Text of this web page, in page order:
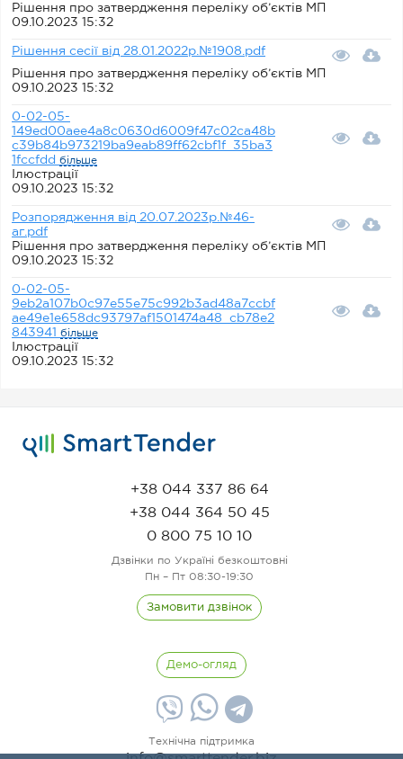
Рішення про затвердження переліку об’єктів МП
09.10.2023 15:32
Рішення сесії від 28.01.2022р.№1908.pdf
Рішення про затвердження переліку об’єктів МП
09.10.2023 15:32
0-02-05-
149ed00aee4a8c0630d6009f47c02ca48b
c39b84b973219ba9eab89ff62cbf1f_35ba3
1fccfdd більше
Ілюстрації
09.10.2023 15:32
Розпорядження від 20.07.2023р.№46-
аг.pdf
Рішення про затвердження переліку об’єктів МП
09.10.2023 15:32
0-02-05-
9eb2a107b0c97e55e75c992b3ad48a7ccbf
ae49e1e658dc93797af1501474a48_cb78e2
843941 більше
Ілюстрації
09.10.2023 15:32
+38 044 337 86 64
+38 044 364 50 45
0 800 75 10 10
Дзвінки по Україні безкоштовні
Пн – Пт 08:30-19:30
Замовити дзвінок
Технічна підтримка
Демо-огляд